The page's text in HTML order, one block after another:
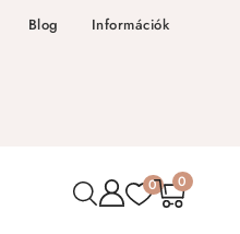
Blog Információk
0 0